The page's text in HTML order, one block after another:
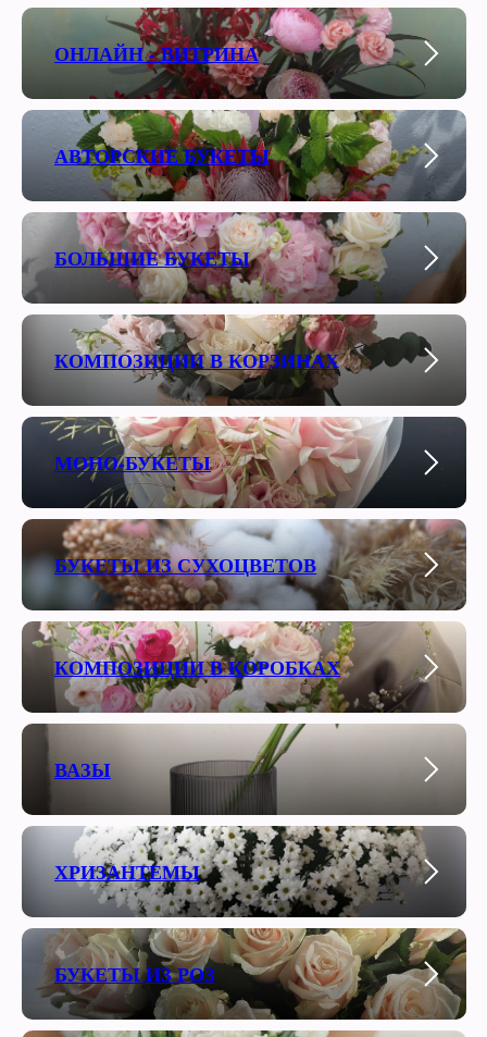
ОНЛАЙН - ВИТРИНА
АВТОРСКИЕ БУКЕТЫ
БОЛЬШИЕ БУКЕТЫ
КОМПОЗИЦИИ В КОРЗИНАХ
МОНО-БУКЕТЫ
БУКЕТЫ ИЗ СУХОЦВЕТОВ
КОМПОЗИЦИИ В КОРОБКАХ
ВАЗЫ
ХРИЗАНТЕМЫ
БУКЕТЫ ИЗ РОЗ